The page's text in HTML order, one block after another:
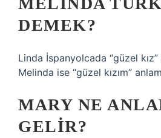
DEMEK?
Linda İspanyolcada “güzel kız”
Melinda ise “güzel kızım”
MARY NE
GELIR?